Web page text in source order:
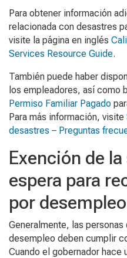
Para obtener información
relacionada con desastres
visite la página en inglés
Services Resource Guide.
También puede haber
los empleadores, así como
Permiso Familiar Pagado
Para más información, visite
desastres – Preguntas
Exención de
espera para
por desempleo
Generalmente, las
desempleo deben cumplir
Cuando el gobernador hace